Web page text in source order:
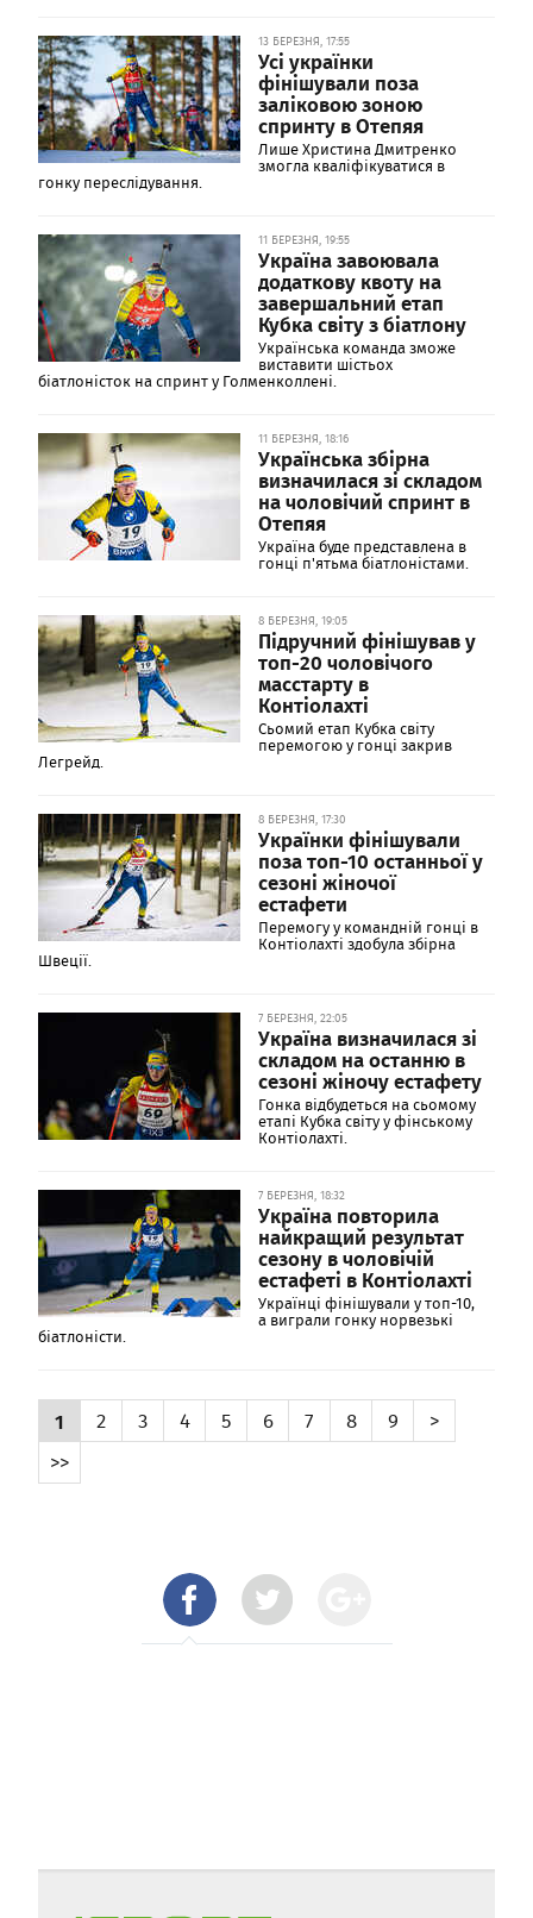
13 БЕРЕЗНЯ, 17:55
Усі українки
фінішували поза
заліковою зоною
спринту в Отепяя
Лише Христина Дмитренко
змогла кваліфікуватися в
гонку переслідування.
11 БЕРЕЗНЯ, 19:55
Україна завоювала
додаткову квоту на
завершальний етап
Кубка світу з біатлону
Українська команда зможе
виставити шістьох
біатлоністок на спринт у Голменколлені.
11 БЕРЕЗНЯ, 18:16
Українська збірна
визначилася зі складом
на чоловічий спринт в
Отепяя
Україна буде представлена ​​в
гонці п'ятьма біатлоністами.
8 БЕРЕЗНЯ, 19:05
Підручний фінішував у
топ-20 чоловічого
масстарту в
Контіолахті
Сьомий етап Кубка світу
перемогою у гонці закрив
Легрейд.
8 БЕРЕЗНЯ, 17:30
Українки фінішували
поза топ-10 останньої у
сезоні жіночої
естафети
Перемогу у командній гонці в
Контіолахті здобула збірна
Швеції.
7 БЕРЕЗНЯ, 22:05
Україна визначилася зі
складом на останню в
сезоні жіночу естафету
Гонка відбудеться на сьомому
етапі Кубка світу у фінському
Контіолахті.
7 БЕРЕЗНЯ, 18:32
Україна повторила
найкращий результат
сезону в чоловічій
естафеті в Контіолахті
Українці фінішували у топ-10,
а виграли гонку норвезькі
біатлоністи.
1 2 3 4 5 6 7 8 9
>
>>